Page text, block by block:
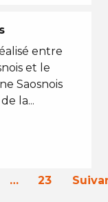
entre
et le
Saosnois
la...
… 23